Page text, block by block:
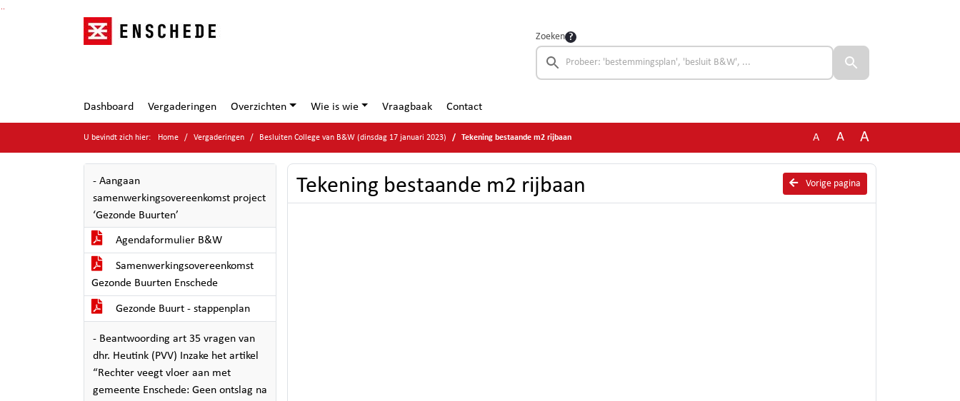
Ga naar de inhoud van deze pagina
Ga naar het zoeken
Ga naar het menu
Zoeken
Dashboard Vergaderingen Overzichten Wie is wie Vraagbaak Contact
U bevindt zich hier: Home Vergaderingen Besluiten College van B&W (dinsdag 17 januari 2023) Tekening bestaande m2 rijbaan A A A
- Aangaan
samenwerkingsovereenkomst project
‘Gezonde Buurten’
Agendaformulier B&W
Samenwerkingsovereenkomst
Gezonde Buurten Enschede
Gezonde Buurt - stappenplan
- Beantwoording art 35 vragen van
dhr. Heutink (PVV) Inzake het artikel
“Rechter veegt vloer aan met
gemeente Enschede: Geen ontslag na
Vorige pagina
Tekening bestaande m2 rijbaan